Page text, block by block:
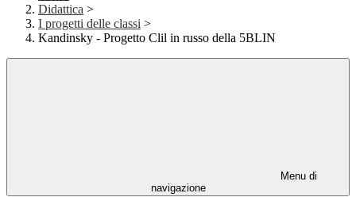
Didattica >
I progetti delle classi >
Kandinsky - Progetto Clil in russo della 5BLIN
Menu di
navigazione